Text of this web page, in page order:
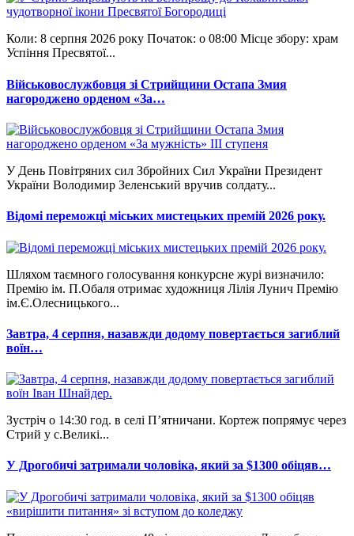
Коли: 8 серпня 2026 року Початок: о 08:00 Місце збору: храм
Успіння Пресвятої...
Військовослужбовця зі Стрийщини Остапа Змия
нагороджено орденом «За…
У День Повітряних сил Збройних Сил України Президент
України Володимир Зеленський вручив солдату...
Відомі переможці міських мистецьких премій 2026 року.
Шляхом таємного голосування конкурсне журі визначило:
Премію ім. П.Обаля отримає художниця Лілія Лунич Премію
ім.Є.Олесницького...
Завтра, 4 серпня, назавжди додому повертається загиблий
воїн…
Зустріч о 14:30 год. в селі П’ятничани. Кортеж попрямує через
Стрий у с.Великі...
У Дрогобичі затримали чоловіка, який за $1300 обіцяв…